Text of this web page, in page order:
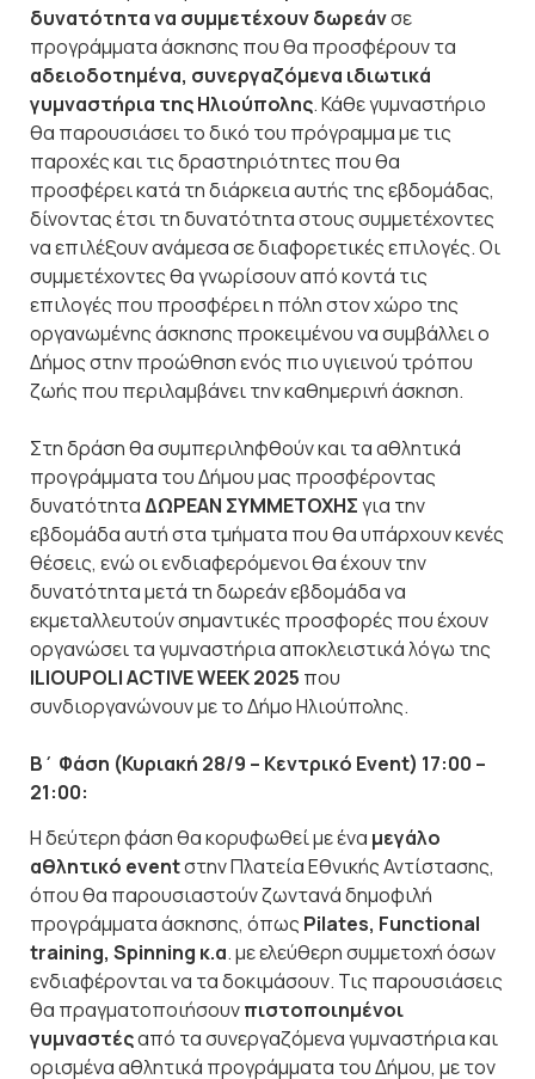
δυνατότητα να συμμετέχουν δωρεάνσε
προγράμματα άσκησης που θα προσφέρουν τα
αδειοδοτημένα, συνεργαζόμενα ιδιωτικά
γυμναστήρια της Ηλιούπολης. Κάθε γυμναστήριο
θα παρουσιάσει το δικό του πρόγραμμα με τις
παροχές και τις δραστηριότητες που θα
προσφέρει κατά τη διάρκεια αυτής της εβδομάδας,
δίνοντας έτσι τη δυνατότητα στους συμμετέχοντες
να επιλέξουν ανάμεσα σε διαφορετικές επιλογές. Οι
συμμετέχοντες θα γνωρίσουν από κοντά τις
επιλογές που προσφέρει η πόλη στον χώρο της
οργανωμένης άσκησης προκειμένου να συμβάλλει ο
Δήμος στην προώθηση ενός πιο υγιεινού τρόπου
ζωής που περιλαμβάνει την καθημερινή άσκηση.
Στη δράση θα συμπεριληφθούν και τα αθλητικά
προγράμματα του Δήμου μας προσφέροντας
δυνατότηταΔΩΡΕΑΝ ΣΥΜΜΕΤΟΧΗΣγια την
εβδομάδα αυτή στα τμήματα που θα υπάρχουν κενές
θέσεις, ενώ οι ενδιαφερόμενοι θα έχουν την
δυνατότητα μετά τη δωρεάν εβδομάδα να
εκμεταλλευτούν σημαντικές προσφορές που έχουν
οργανώσει τα γυμναστήρια αποκλειστικά λόγω της
ILIOUPOLI ACTIVE WEEK2025 που
συνδιοργανώνουν με το Δήμο Ηλιούπολης.
Β΄ Φάση (Κυριακή 28/9 – Κεντρικό Event) 17:00 –
21:00:
Η δεύτερη φάση θα κορυφωθεί με ένα μεγάλο
αθλητικό eventστην Πλατεία Εθνικής Αντίστασης,
όπου θα παρουσιαστούν ζωντανά δημοφιλή
προγράμματα άσκησης, όπως Pilates, Functional
training, Spinning κ.α. με ελεύθερη συμμετοχή όσων
ενδιαφέρονται να τα δοκιμάσουν. Τις παρουσιάσεις
θα πραγματοποιήσουνπιστοποιημένοι
γυμναστέςαπό τα συνεργαζόμενα γυμναστήρια και
ορισμένα αθλητικά προγράμματα του Δήμου, με τον